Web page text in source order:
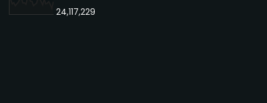
24,117,229